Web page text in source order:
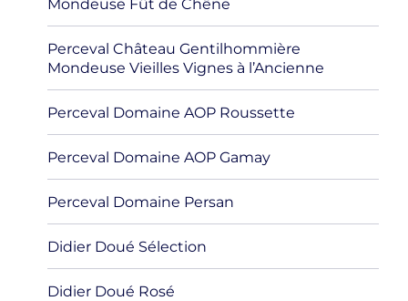
Mondeuse Fût de Chêne
Perceval Château Gentilhommière
Mondeuse Vieilles Vignes à l’Ancienne
Perceval Domaine AOP Roussette
Perceval Domaine AOP Gamay
Perceval Domaine Persan
Didier Doué Sélection
Didier Doué Rosé